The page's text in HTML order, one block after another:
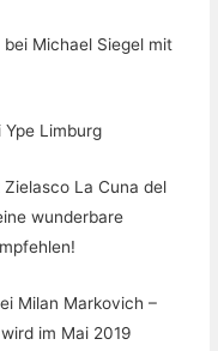
Michael Siegel mit
Limburg
Zielasco La Cuna del
wunderbare
Milan Markovich –
im Mai 2019